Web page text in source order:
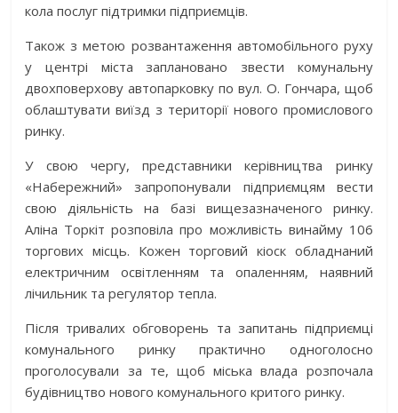
кола послуг підтримки підприємців.
Також з метою розвантаження автомобільного руху
у центрі міста заплановано звести комунальну
двохповерхову автопарковку по вул. О. Гончара, щоб
облаштувати виїзд з території нового промислового
ринку.
У свою чергу, представники керівництва ринку
«Набережний» запропонували підприємцям вести
свою діяльність на базі вищезазначеного ринку.
Аліна Торкіт розповіла про можливість винайму 106
торгових місць. Кожен торговий кіоск обладнаний
електричним освітленням та опаленням, наявний
лічильник та регулятор тепла.
Після тривалих обговорень та запитань підприємці
комунального ринку практично одноголосно
проголосували за те, щоб міська влада розпочала
будівництво нового комунального критого ринку.